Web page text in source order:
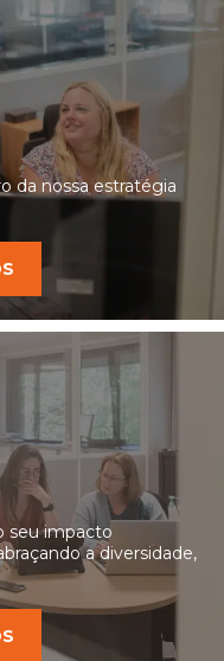
da nossa estratégia
seu impacto
a diversidade,